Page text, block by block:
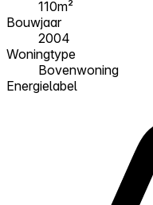
110m²
Bouwjaar
2004
Woningtype
Bovenwoning
Energielabel